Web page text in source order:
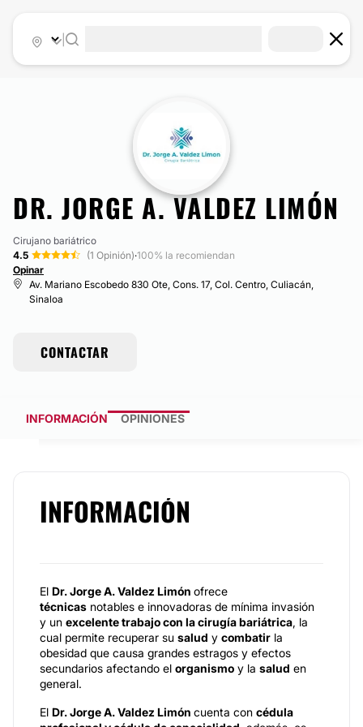
DR. JORGE A. VALDEZ LIMÓN
Cirujano bariátrico
4.5
(1 Opinión)·100% la recomiendan
Opinar
Av. Mariano Escobedo 830 Ote, Cons. 17, Col. Centro, Culiacán,
Sinaloa
CONTACTAR
INFORMACIÓN OPINIONES
INFORMACIÓN
El Dr. Jorge A. Valdez Limón ofrece
técnicas notables e innovadoras de mínima invasión
y un excelente trabajo con la cirugía bariátrica, la
cual permite recuperar su salud y combatir la
obesidad que causa grandes estragos y efectos
secundarios afectando el organismo y la salud en
general.
El Dr. Jorge A. Valdez Limón cuenta con cédula